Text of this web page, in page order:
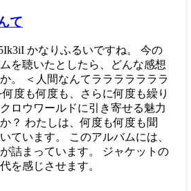
て
かなりふるいですね。 今の
を聴いたとしたら、どんな感想
。 ＜人間なんてラララララララ
度も何度も、さらに何度も繰り
ロウワールドに引き寄せる魅力
？ わたしは、何度も何度も聞
ています。 このアルバムには、
詰まっています。 ジャケットの
を感じさせます。